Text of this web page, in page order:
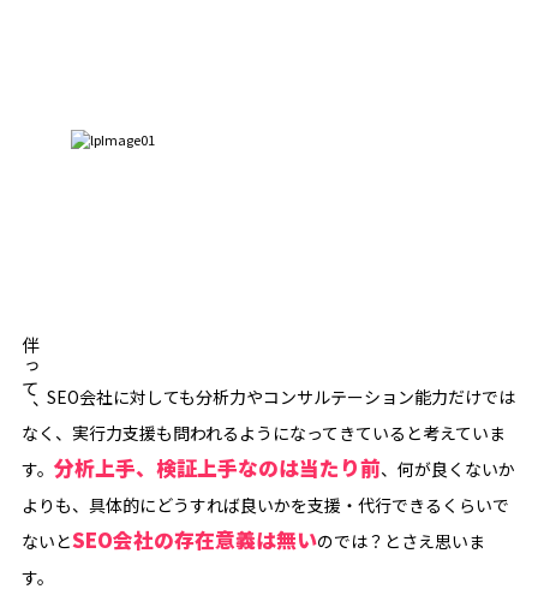
伴って、 SEO会社に対しても分析力やコンサルテーション能力だけでは
なく、実行力支援も問われるようになってきていると考えていま
す。 分析上手、検証上手なのは当たり前、何が良くないか
よりも、具体的にどうすれば良いかを支援・代行できるくらいで
ないとSEO会社の存在意義は無いのでは？とさえ思いま
す。